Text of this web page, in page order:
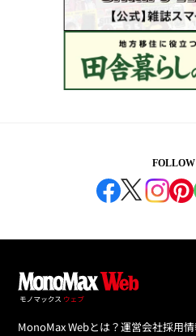
FOLLOW
MonoMax Webとは？運営会社採用